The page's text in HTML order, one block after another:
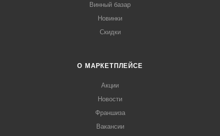
Винный базар
Новинки
Скидки
О МАРКЕТПЛЕЙСЕ
Акции
Новости
Франшиза
Вакансии